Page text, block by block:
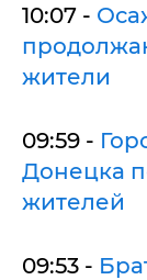
10:07 -
жители
09:59 -
Донецка
жителей
09:53 -